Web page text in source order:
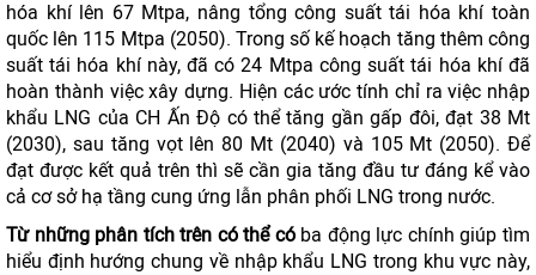
hóa khí lên 67 Mtpa, nâng tổng công suất tái hóa khí toàn
quốc lên 115 Mtpa (2050). Trong số kế hoạch tăng thêm công
suất tái hóa khí này, đã có 24 Mtpa công suất tái hóa khí đã
hoàn thành việc xây dựng. Hiện các ước tính chỉ ra việc nhập
khẩu LNG của CH Ấn Độ có thể tăng gần gấp đôi, đạt 38 Mt
(2030), sau tăng vọt lên 80 Mt (2040) và 105 Mt (2050). Để
đạt được kết quả trên thì sẽ cần gia tăng đầu tư đáng kể vào
cả cơ sở hạ tầng cung ứng lẫn phân phối LNG trong nước.
Từ những phân tích trên có thể cóba động lực chính giúp tìm
hiểu định hướng chung về nhập khẩu LNG trong khu vực này,